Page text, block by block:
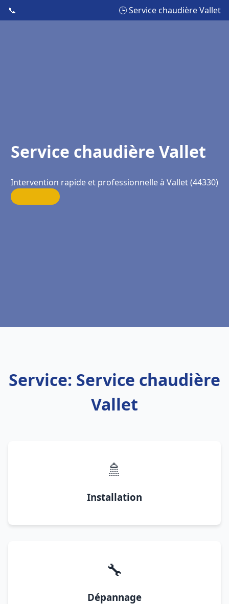
📞 🕒 Service chaudière Vallet
Service chaudière Vallet
Intervention rapide et professionnelle à Vallet (44330)
Service: Service chaudière
Vallet
🚿
Installation
🔧
Dépannage